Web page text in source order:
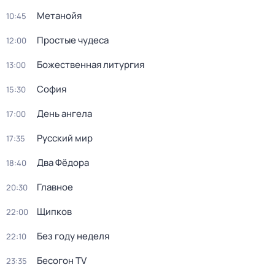
10:45 Метанойя
12:00 Простые чудеса
13:00 Божeственная литуpгия
15:30 София
17:00 День ангела
17:35 Русский мир
18:40 Два Фёдора
20:30 Главное
22:00 Щипков
22:10 Без году неделя
23:35 Бесогон TV